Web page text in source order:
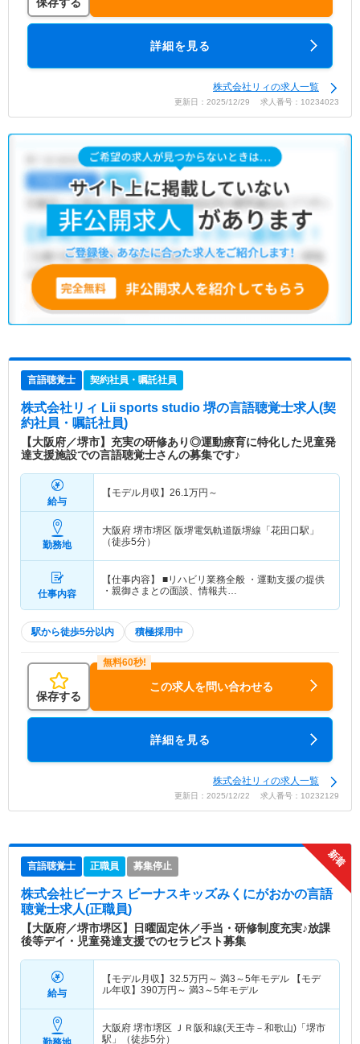
保存する
詳細を見る
株式会社リィの求人一覧
更新日：2025/12/29 求人番号：10234023
言語聴覚士 契約社員・嘱託社員
株式会社リィ Lii sports studio 堺の言語聴覚士求人(契
約社員・嘱託社員)
【大阪府／堺市】充実の研修あり◎運動療育に特化した児童発
達支援施設での言語聴覚士さんの募集です♪
給与
【モデル月収】 26.1万円～
勤務地
大阪府 堺市堺区 阪堺電気軌道阪堺線「花田口駅」
（徒歩5分）
仕事内容
【仕事内容】 ■リハビリ業務全般 ・運動支援の提供
・親御さまとの面談、情報共…
駅から徒歩5分以内 積極採用中
保存する
この求人を問い合わせる
詳細を見る
株式会社リィの求人一覧
更新日：2025/12/22 求人番号：10232129
言語聴覚士 正職員 募集停止
株式会社ビーナス ビーナスキッズみくにがおかの言語
聴覚士求人(正職員)
【大阪府／堺市堺区】日曜固定休／手当・研修制度充実♪放課
後等デイ・児童発達支援でのセラピスト募集
給与
【モデル月収】 32.5万円～ 満3～5年モデル 【モデ
ル年収】 390万円～ 満3～5年モデル
大阪府 堺市堺区 ＪＲ阪和線(天王寺－和歌山)「堺市
駅」（徒歩5分）